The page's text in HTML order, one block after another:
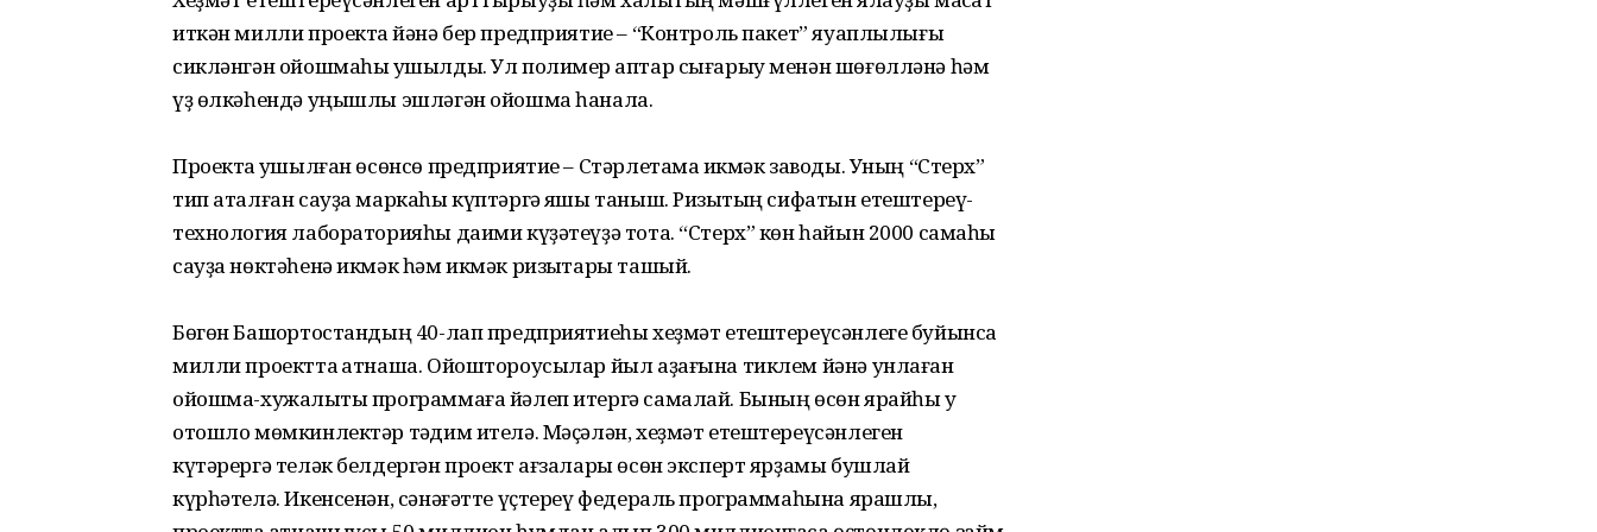
иткән милли проектҡа йәнә бер предприятие – “Контроль пакет” яуаплылығы
сикләнгән ойошмаһы ҡушылды. Ул полимер ҡаптар сығарыу менән шөғөлләнә һәм
үҙ өлкәһендә уңышлы эшләгән ойошма һанала.
Проектҡа ҡушылған өсөнсө предприятие – Стәрлетамаҡ икмәк заводы. Уның “Стерх”
тип аталған сауҙа маркаһы күптәргә яҡшы таныш. Ризыҡтың сифатын етештереү-
технология лабораторияһы даими күҙәтеүҙә тота. “Стерх” көн һайын 2000 самаһы
сауҙа нөктәһенә икмәк һәм икмәк ризыҡтары ташый.
Бөгөн Башҡортостандың 40-лап пред­приятиеһы хеҙмәт етештереүсәнлеге буйынса
милли проектта ҡатнаша. Ойоштороусылар йыл аҙағына тиклем йәнә унлаған
ойошма-хужалыҡты программаға йәлеп итергә самалай. Бының өсөн ярайһы уҡ
отошло мөмкинлектәр тәҡдим ителә. Мәҫәлән, хеҙмәт етештереүсәнлеген
күтәрергә теләк белдергән проект ағзалары өсөн эксперт ярҙамы бушлай
күрһәтелә. Икенсенән, сәнәғәтте үҫтереү федераль программаһына ярашлы,